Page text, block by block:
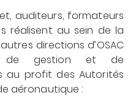
auditeurs, formateurs
réalisent au sein de la
directions d’OSAC
de gestion et de
au profit des Autorités
aéronautique :